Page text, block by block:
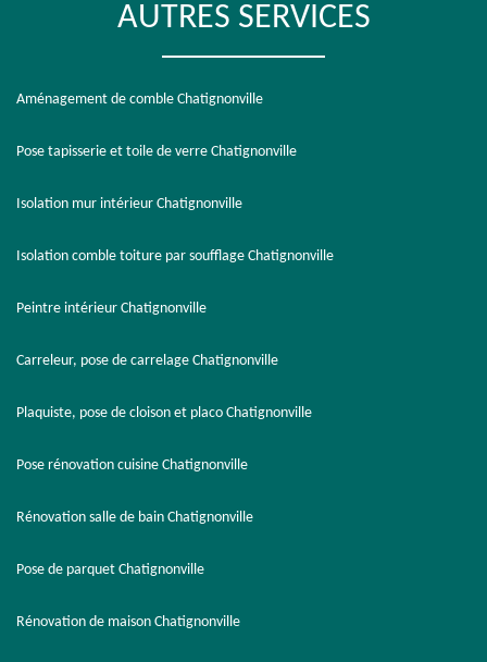
AUTRES SERVICES
Aménagement de comble Chatignonville
Pose tapisserie et toile de verre Chatignonville
Isolation mur intérieur Chatignonville
Isolation comble toiture par soufflage Chatignonville
Peintre intérieur Chatignonville
Carreleur, pose de carrelage Chatignonville
Plaquiste, pose de cloison et placo Chatignonville
Pose rénovation cuisine Chatignonville
Rénovation salle de bain Chatignonville
Pose de parquet Chatignonville
Rénovation de maison Chatignonville